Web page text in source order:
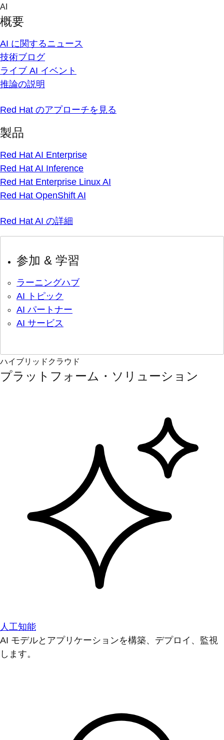
Skip
content
AI
概要
AI に関するニュース
技術ブログ
ライブ AI イベント
推論の説明
Red Hat のアプローチを見る
製品
Red Hat AI Enterprise
Red Hat AI Inference
Red Hat Enterprise Linux AI
Red Hat OpenShift AI
Red Hat AI の詳細
参加 & 学習
ラーニングハブ
AI トピック
AI パートナー
AI サービス
ハイブリッドクラウド
プラットフォーム・ソリューション
人工知能
AI モデルとアプリケーションを構築、デプロイ、監視
します。